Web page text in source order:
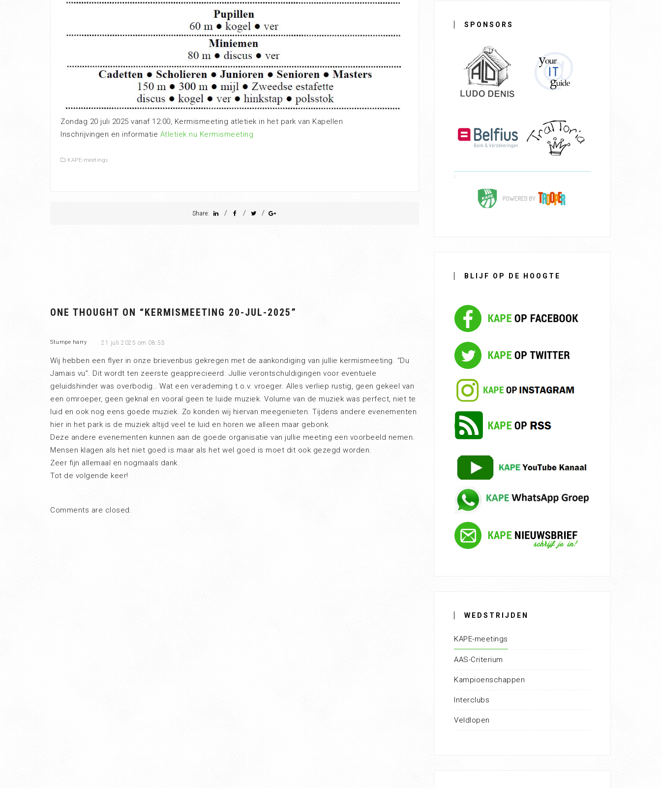
Zondag 20 juli 2025 vanaf 12:00, Kermismeeting atletiek in het park van Kapellen
Inschrijvingen en informatie Atletiek.nu Kermismeeting
KAPE-meetings
Share: / / /
ONE THOUGHT ON “KERMISMEETING 20-JUL-2025”
Stumpe harry 21 juli 2025 om 08:53
Wij hebben een flyer in onze brievenbus gekregen met de aankondiging van jullie kermismeeting. “Du
Jamais vu”. Dit wordt ten zeerste geapprecieerd. Jullie verontschuldigingen voor eventuele
geluidshinder was overbodig.. Wat een verademing t.o.v. vroeger. Alles verliep rustig, geen gekeel van
een omroeper, geen geknal en vooral geen te luide muziek. Volume van de muziek was perfect, niet te
luid en ook nog eens goede muziek. Zo konden wij hiervan meegenieten. Tijdens andere evenementen
hier in het park is de muziek altijd veel te luid en horen we alleen maar gebonk.
Deze andere evenementen kunnen aan de goede organisatie van jullie meeting een voorbeeld nemen.
Mensen klagen als het niet goed is maar als het wel goed is moet dit ook gezegd worden.
Zeer fijn allemaal en nogmaals dank.
Tot de volgende keer!
Comments are closed.
SPONSORS
BLIJF OP DE HOOGTE
WEDSTRIJDEN
KAPE-meetings
AAS-Criterium
Kampioenschappen
Interclubs
Veldlopen